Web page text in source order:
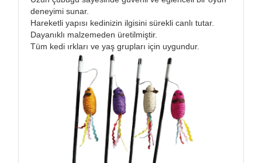
deneyimi sunar.
Hareketli yapısı kedinizin ilgisini sürekli canlı tutar.
Dayanıklı malzemeden üretilmiştir.
Tüm kedi ırkları ve yaş grupları için uygundur.